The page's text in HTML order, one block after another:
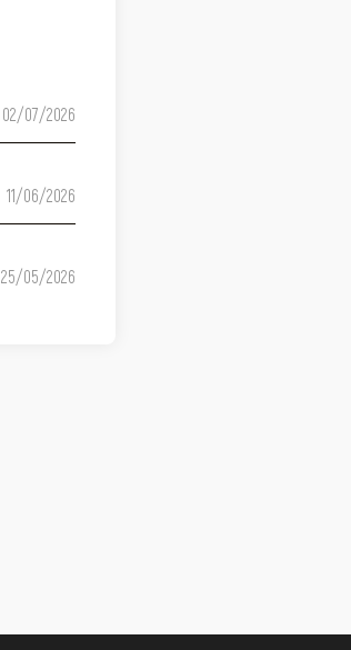
02/07/2026
11/06/2026
25/05/2026